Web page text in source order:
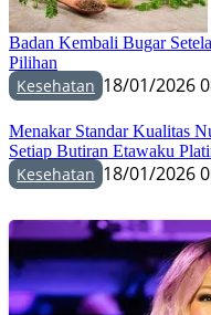
Badan Kembali Bugar
Pilihan
Kesehatan 18/01/2026
Menakar Standar Kualitas
Setiap Butiran Etawaku
Kesehatan 18/01/2026